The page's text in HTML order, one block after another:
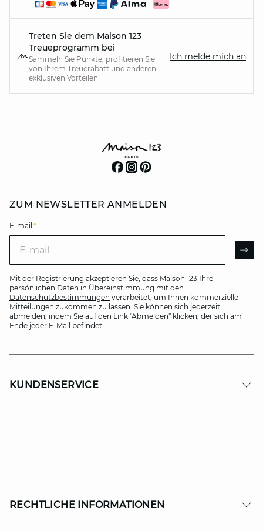
Treten Sie dem Maison 123
Treueprogramm bei
Sammeln Sie Punkte, profitieren Sie
von Ihrem Treuerabatt und anderen
exklusiven Vorteilen!
Ich melde mich an
ZUM NEWSLETTER ANMELDEN
E-mail *
Mit der Registrierung akzeptieren Sie, dass Maison 123 Ihre
persönlichen Daten in Übereinstimmung mit den
Datenschutzbestimmungen verarbeitet, um Ihnen kommerzielle
Mitteilungen zukommen zu lassen. Sie können sich jederzeit
abmelden, indem Sie auf den Link "Abmelden" klicken, der sich am
Ende jeder E-Mail befindet.
KUNDENSERVICE
RECHTLICHE INFORMATIONEN